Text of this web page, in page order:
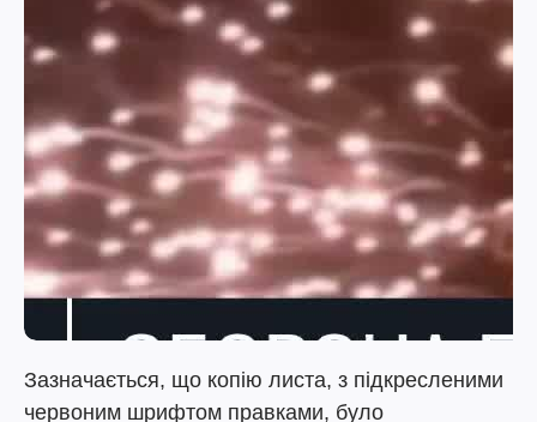
Зазначається, що копію листа, з підкресленими
червоним шрифтом правками, було